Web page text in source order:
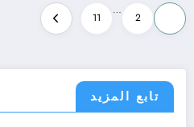
تعدد
صفحات
المقالات
2
…
11
تابع المزيد